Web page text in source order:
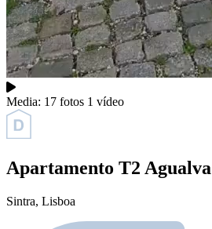
Media: 17 fotos 1 vídeo
Apartamento T2 Agualva
Sintra, Lisboa